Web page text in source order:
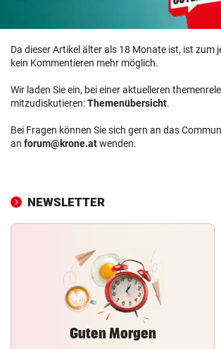
Da dieser Artikel älter als 18 Monate ist, ist zum
kein Kommentieren mehr möglich.
Wir laden Sie ein, bei einer aktuelleren
mitzudiskutieren:Themenübersicht.
Bei Fragen können Sie sich gern an das
an forum@krone.atwenden.
NEWSLETTER
Guten Morgen